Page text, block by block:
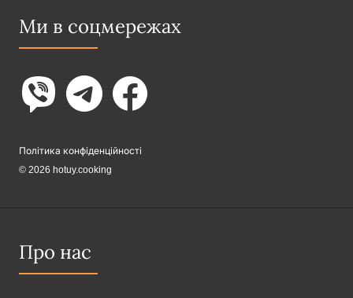
Ми в соцмережах
Політика конфіденційності
© 2026 hotuy.cooking
Про нас